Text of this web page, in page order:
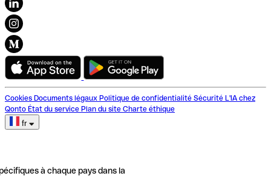
Cookies Documents légaux Politique de confidentialité Sécurité L'IA chez
Qonto État du service Plan du site Charte éthique
fr
à chaque pays dans la